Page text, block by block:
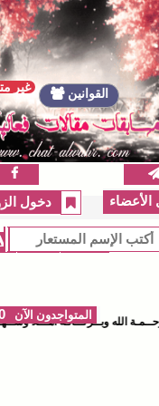
القوانين
الله وبــركــآتـه أهـــلاً
دخول
غير
المتواجدون الآن